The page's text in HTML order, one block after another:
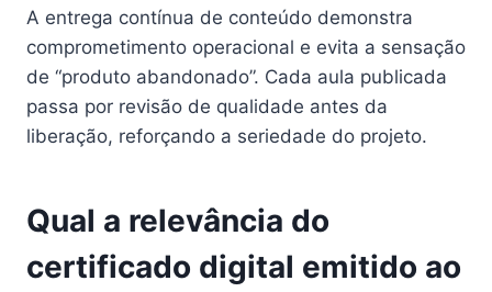
A entrega contínua de conteúdo demonstra
comprometimento operacional e evita a sensação
de “produto abandonado”. Cada aula publicada
passa por revisão de qualidade antes da
liberação, reforçando a seriedade do projeto.
Qual a relevância do
certificado digital emitido ao